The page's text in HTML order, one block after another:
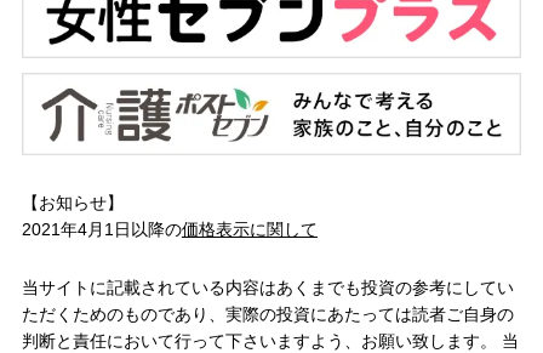
【お知らせ】
2021年4月1日以降の価格表示に関して
当サイトに記載されている内容はあくまでも投資の参考にしてい
ただくためのものであり、実際の投資にあたっては読者ご自身の
判断と責任において行って下さいますよう、お願い致します。 当